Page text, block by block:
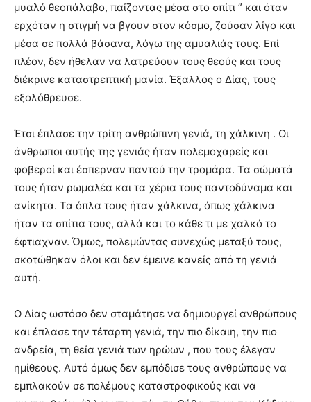
μυαλό θεοπάλαβο, παίζοντας μέσα στο σπίτι ” και όταν
ερχόταν η στιγμή να βγουν στον κόσμο, ζούσαν λίγο και
μέσα σε πολλά βάσανα, λόγω της αμυαλιάς τους. Επί
πλέον, δεν ήθελαν να λατρεύουν τους θεούς και τους
διέκρινε καταστρεπτική μανία. Έξαλλος ο Δίας, τους
εξολόθρευσε.
Έτσι έπλασε την τρίτη ανθρώπινη γενιά, τη χάλκινη . Οι
άνθρωποι αυτής της γενιάς ήταν πολεμοχαρείς και
φοβεροί και έσπερναν παντού την τρομάρα. Τα σώματά
τους ήταν ρωμαλέα και τα χέρια τους παντοδύναμα και
ανίκητα. Τα όπλα τους ήταν χάλκινα, όπως χάλκινα
ήταν τα σπίτια τους, αλλά και το κάθε τι με χαλκό το
έφτιαχναν. Όμως, πολεμώντας συνεχώς μεταξύ τους,
σκοτώθηκαν όλοι και δεν έμεινε κανείς από τη γενιά
αυτή.
Ο Δίας ωστόσο δεν σταμάτησε να δημιουργεί ανθρώπους
και έπλασε την τέταρτη γενιά, την πιο δίκαιη, την πιο
ανδρεία, τη θεία γενιά των ηρώων , που τους έλεγαν
ημίθεους. Αυτό όμως δεν εμπόδισε τους ανθρώπους να
εμπλακούν σε πολέμους καταστροφικούς και να